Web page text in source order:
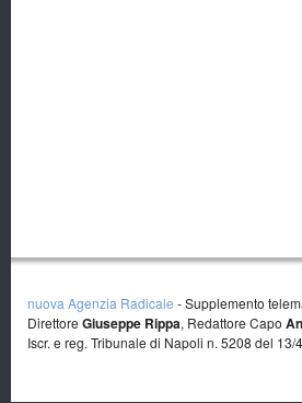
nuova Agenzia Radicale - Supplemento
Direttore Giuseppe Rippa, Redattore Capo
Iscr. e reg. Tribunale di Napoli n. 5208 del